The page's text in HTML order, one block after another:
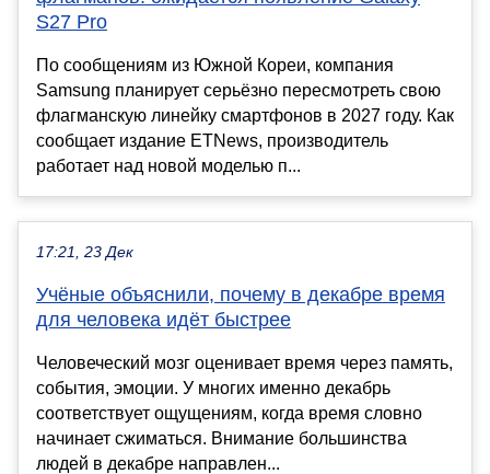
S27 Pro
По сообщениям из Южной Кореи, компания
Samsung планирует серьёзно пересмотреть свою
флагманскую линейку смартфонов в 2027 году. Как
сообщает издание ETNews, производитель
работает над новой моделью п...
17:21, 23 Дек
Учёные объяснили, почему в декабре время
для человека идёт быстрее
Человеческий мозг оценивает время через память,
события, эмоции. У многих именно декабрь
соответствует ощущениям, когда время словно
начинает сжиматься. Внимание большинства
людей в декабре направлен...